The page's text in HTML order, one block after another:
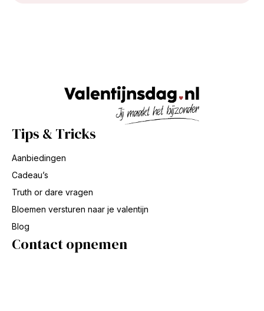
Tips & Tricks
Aanbiedingen
Cadeau’s
Truth or dare vragen
Bloemen versturen naar je valentijn
Blog
Contact opnemen